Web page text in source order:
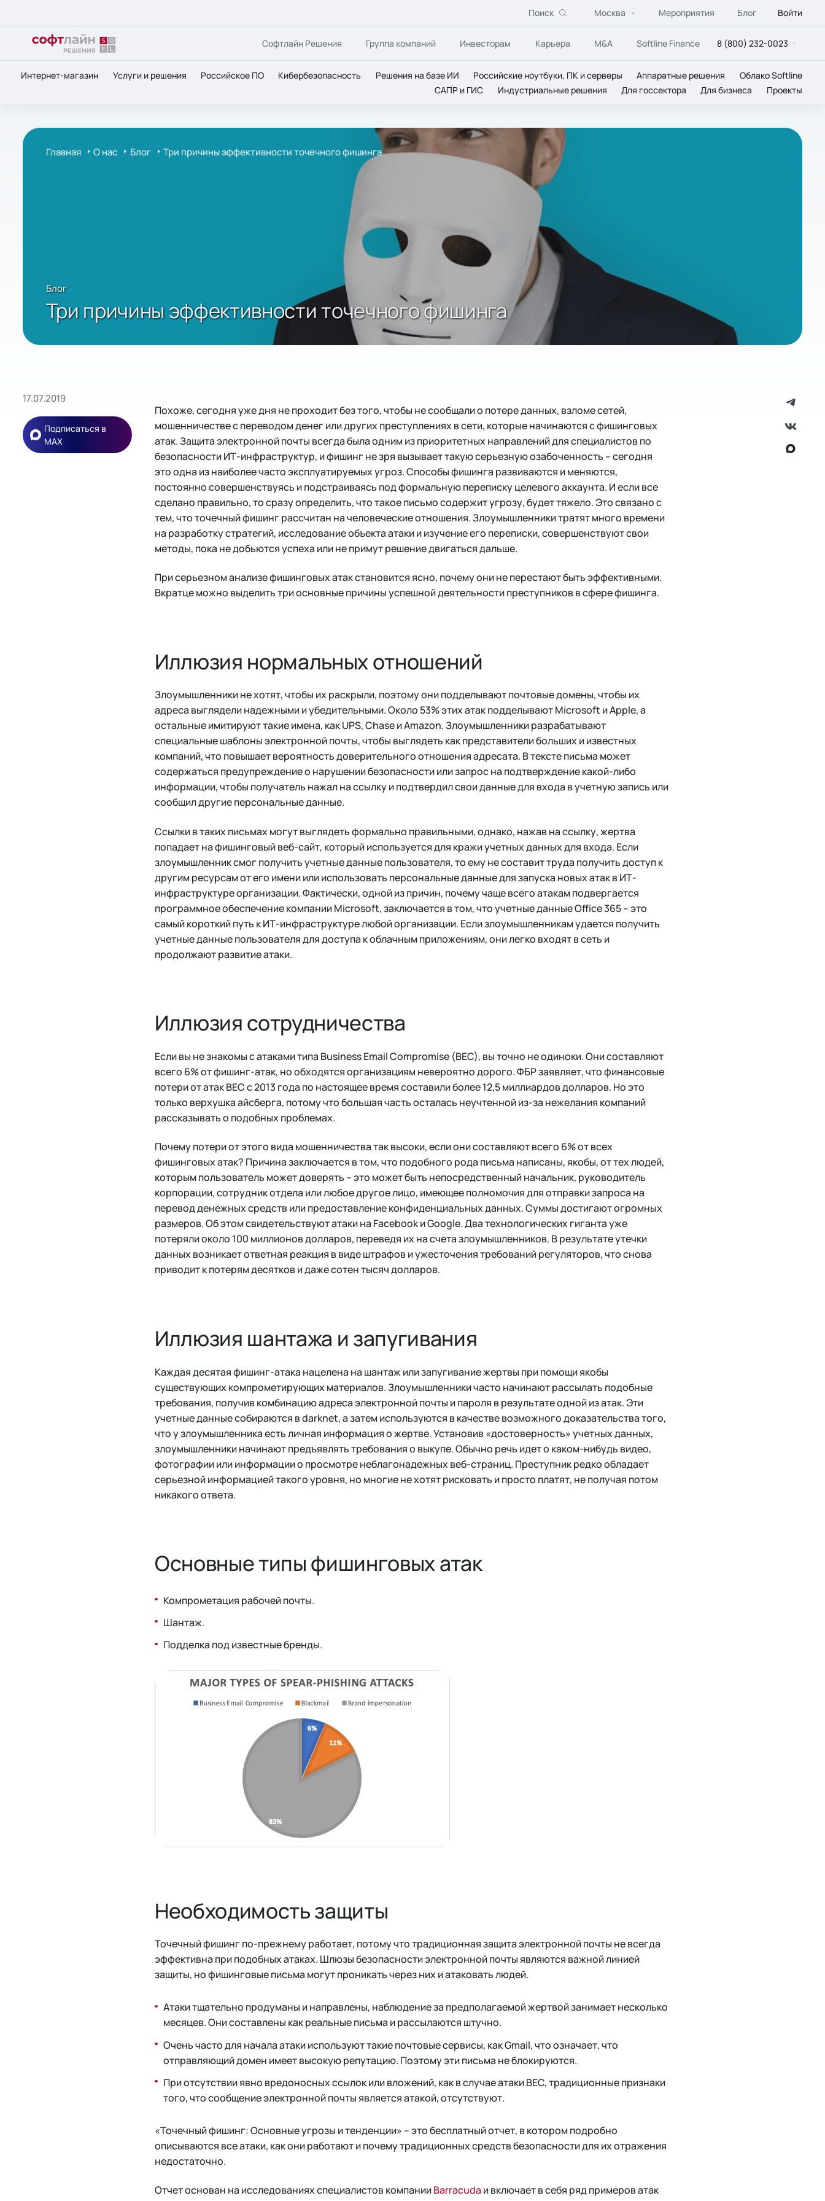
Поиск Москва Мероприятия Блог Войти
Софтлайн Решения Группа компаний Инвесторам Карьера M&A Softline Finance 8 (800) 232-0023
Интернет-магазин Услуги и решения Российское ПО Кибербезопасность Решения на базе ИИ Российские ноутбуки, ПК и серверы Аппаратные решения
Облако Softline
САПР и ГИС
Индустриальные решения Для госсектора Для бизнеса Проекты
Главная О нас Блог Три причины эффективности точечного фишинга
Блог
Три причины эффективности точечного фишинга
17.07.2019
Подписаться в
MAX
Похоже, сегодня уже дня не проходит без того, чтобы не сообщали о потере данных, взломе сетей,
мошенничестве с переводом денег или других преступлениях в сети, которые начинаются с фишинговых
атак. Защита электронной почты всегда была одним из приоритетных направлений для специалистов по
безопасности ИТ-инфраструктур, и фишинг не зря вызывает такую серьезную озабоченность – сегодня
это одна из наиболее часто эксплуатируемых угроз. Способы фишинга развиваются и меняются,
постоянно совершенствуясь и подстраиваясь под формальную переписку целевого аккаунта. И если все
сделано правильно, то сразу определить, что такое письмо содержит угрозу, будет тяжело. Это связано с
тем, что точечный фишинг рассчитан на человеческие отношения. Злоумышленники тратят много времени
на разработку стратегий, исследование объекта атаки и изучение его переписки, совершенствуют свои
методы, пока не добьются успеха или не примут решение двигаться дальше.
При серьезном анализе фишинговых атак становится ясно, почему они не перестают быть эффективными.
Вкратце можно выделить три основные причины успешной деятельности преступников в сфере фишинга.
Иллюзия нормальных отношений
Злоумышленники не хотят, чтобы их раскрыли, поэтому они подделывают почтовые домены, чтобы их
адреса выглядели надежными и убедительными. Около 53% этих атак подделывают Microsoft и Apple, а
остальные имитируют такие имена, как UPS, Chase и Amazon. Злоумышленники разрабатывают
специальные шаблоны электронной почты, чтобы выглядеть как представители больших и известных
компаний, что повышает вероятность доверительного отношения адресата. В тексте письма может
содержаться предупреждение о нарушении безопасности или запрос на подтверждение какой-либо
информации, чтобы получатель нажал на ссылку и подтвердил свои данные для входа в учетную запись или
сообщил другие персональные данные.
Ссылки в таких письмах могут выглядеть формально правильными, однако, нажав на ссылку, жертва
попадает на фишинговый веб-сайт, который используется для кражи учетных данных для входа. Если
злоумышленник смог получить учетные данные пользователя, то ему не составит труда получить доступ к
другим ресурсам от его имени или использовать персональные данные для запуска новых атак в ИТ-
инфраструктуре организации. Фактически, одной из причин, почему чаще всего атакам подвергается
программное обеспечение компании Microsoft, заключается в том, что учетные данные Office 365 – это
самый короткий путь к ИТ-инфраструктуре любой организации. Если злоумышленникам удается получить
учетные данные пользователя для доступа к облачным приложениям, они легко входят в сеть и
продолжают развитие атаки.
Иллюзия сотрудничества
Если вы не знакомы с атаками типа Business Email Compromise (BEC), вы точно не одиноки. Они составляют
всего 6% от фишинг-атак, но обходятся организациям невероятно дорого. ФБР заявляет, что финансовые
потери от атак BEC с 2013 года по настоящее время составили более 12,5 миллиардов долларов. Но это
только верхушка айсберга, потому что большая часть осталась неучтенной из-за нежелания компаний
рассказывать о подобных проблемах.
Почему потери от этого вида мошенничества так высоки, если они составляют всего 6% от всех
фишинговых атак? Причина заключается в том, что подобного рода письма написаны, якобы, от тех людей,
которым пользователь может доверять – это может быть непосредственный начальник, руководитель
корпорации, сотрудник отдела или любое другое лицо, имеющее полномочия для отправки запроса на
перевод денежных средств или предоставление конфиденциальных данных. Суммы достигают огромных
размеров. Об этом свидетельствуют атаки на Facebook и Google. Два технологических гиганта уже
потеряли около 100 миллионов долларов, переведя их на счета злоумышленников. В результате утечки
данных возникает ответная реакция в виде штрафов и ужесточения требований регуляторов, что снова
приводит к потерям десятков и даже сотен тысяч долларов.
Иллюзия шантажа и запугивания
Каждая десятая фишинг-атака нацелена на шантаж или запугивание жертвы при помощи якобы
существующих компрометирующих материалов. Злоумышленники часто начинают рассылать подобные
требования, получив комбинацию адреса электронной почты и пароля в результате одной из атак. Эти
учетные данные собираются в darknet, а затем используются в качестве возможного доказательства того,
что у злоумышленника есть личная информация о жертве. Установив «достоверность» учетных данных,
злоумышленники начинают предъявлять требования о выкупе. Обычно речь идет о каком-нибудь видео,
фотографии или информации о просмотре неблагонадежных веб-страниц. Преступник редко обладает
серьезной информацией такого уровня, но многие не хотят рисковать и просто платят, не получая потом
никакого ответа.
Основные типы фишинговых атак
Компрометация рабочей почты.
Шантаж.
Подделка под известные бренды.
Необходимость защиты
Точечный фишинг по-прежнему работает, потому что традиционная защита электронной почты не всегда
эффективна при подобных атаках. Шлюзы безопасности электронной почты являются важной линией
защиты, но фишинговые письма могут проникать через них и атаковать людей.
Атаки тщательно продуманы и направлены, наблюдение за предполагаемой жертвой занимает несколько
месяцев. Они составлены как реальные письма и рассылаются штучно.
Очень часто для начала атаки используют такие почтовые сервисы, как Gmail, что означает, что
отправляющий домен имеет высокую репутацию. Поэтому эти письма не блокируются.
При отсутствии явно вредоносных ссылок или вложений, как в случае атаки BEC, традиционные признаки
того, что сообщение электронной почты является атакой, отсутствуют.
«Точечный фишинг: Основные угрозы и тенденции» – это бесплатный отчет, в котором подробно
описываются все атаки, как они работают и почему традиционных средств безопасности для их отражения
недостаточно.
Отчет основан на исследованиях специалистов компанииBarracuda и включает в себя ряд примеров атак